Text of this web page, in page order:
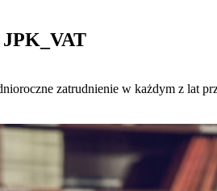
zatrudnienie w każdym z lat